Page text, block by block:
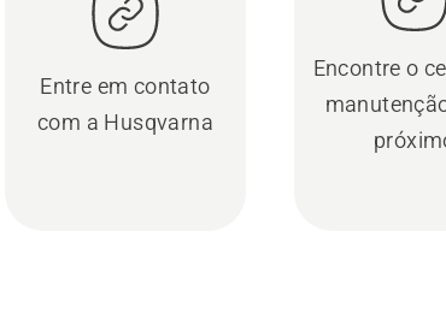
Entre em contato
com a Husqvarna
Encontre o